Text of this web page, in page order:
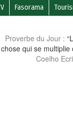
Fasorama
Proverbe du Jour :
chose qui se multiplie
Coelho